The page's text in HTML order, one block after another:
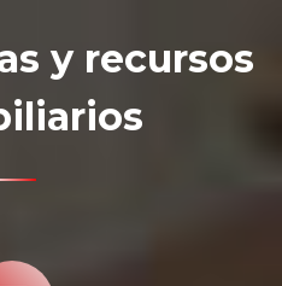
y recursos